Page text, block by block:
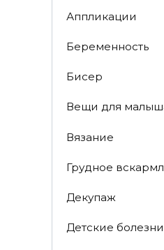
Аппликации
Беременность
Бисер
Вещи для
Вязание
Грудное
Декупаж
Детские болезни